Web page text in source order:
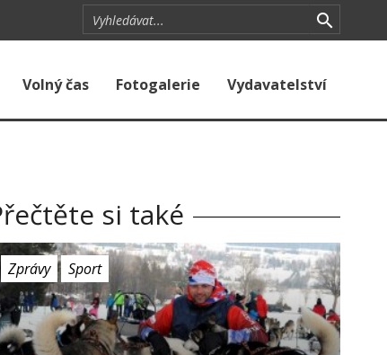
Volný čas Fotogalerie Vydavatelství
si také
Zprávy Sport